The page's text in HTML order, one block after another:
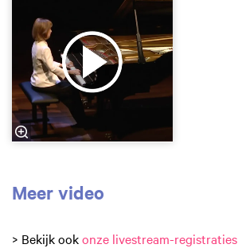
Meer video
> Bekijk ookonze livestream-registraties